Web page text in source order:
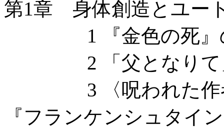
第1章 身体創造とユー
1 『金色の死』
2 「父となりて」
3 〈呪われた作者
『フランケンシュタイ